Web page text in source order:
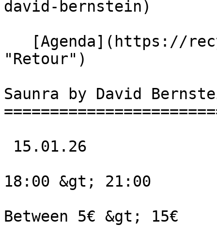
david-bernstein)
"Retour")
Saunra by David
18:00 &gt; 21:00
Between 5€ &gt; 15€